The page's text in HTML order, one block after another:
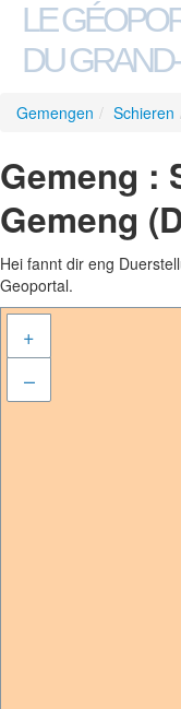
LE
DU
Gemengen / Schieren
Gemeng :
Gemeng
Hei fannt dir eng
Geoportal.
+
–